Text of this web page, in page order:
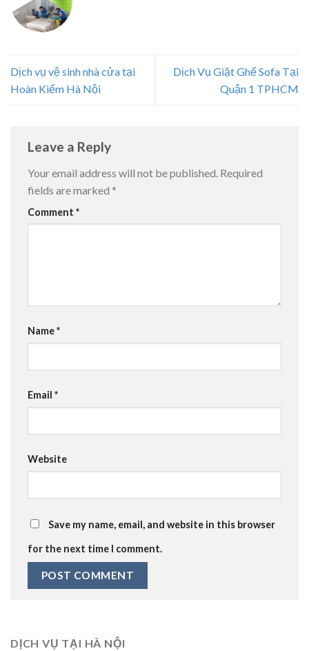
Dịch vụ vệ sinh nhà cửa tại
Hoàn Kiếm Hà Nội
Dịch Vụ Giặt Ghế Sofa Tại
Quận 1 TPHCM
Leave a Reply
Your email address will not be published. Required
fields are marked *
Comment *
Name*
Email *
Website
Save my name, email, and website in this browser
for the next time I comment.
DỊCH VỤ TẠI HÀ NỘI